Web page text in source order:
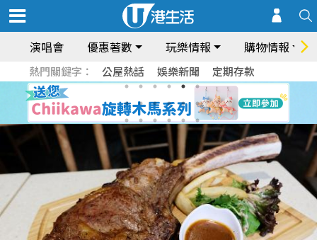
演唱會 優惠著數 玩樂情報 購物情報
熱門關鍵字： 公屋熱話 娛樂新聞 定期存款